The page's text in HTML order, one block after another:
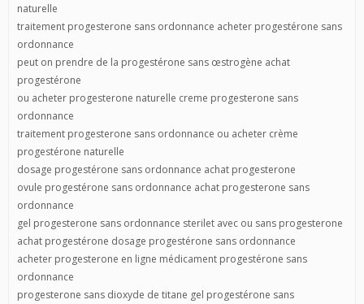
naturelle
traitement progesterone sans ordonnance acheter progestérone sans
ordonnance
peut on prendre de la progestérone sans œstrogène achat
progestérone
ou acheter progesterone naturelle creme progesterone sans
ordonnance
traitement progesterone sans ordonnance ou acheter crème
progestérone naturelle
dosage progestérone sans ordonnance achat progesterone
ovule progestérone sans ordonnance achat progesterone sans
ordonnance
gel progesterone sans ordonnance sterilet avec ou sans progesterone
achat progestérone dosage progestérone sans ordonnance
acheter progesterone en ligne médicament progestérone sans
ordonnance
progesterone sans dioxyde de titane gel progestérone sans